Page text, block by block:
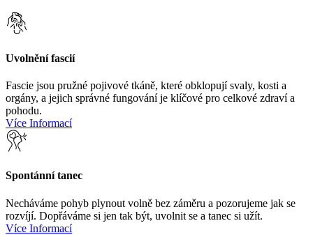
Uvolnění fascií
Fascie jsou pružné pojivové tkáně, které obklopují svaly, kosti a
orgány, a jejich správné fungování je klíčové pro celkové zdraví a
pohodu.
Více Informací
Spontánní tanec
Necháváme pohyb plynout volně bez záměru a pozorujeme jak se
rozvíjí. Dopřáváme si jen tak být, uvolnit se a tanec si užít.
Více Informací